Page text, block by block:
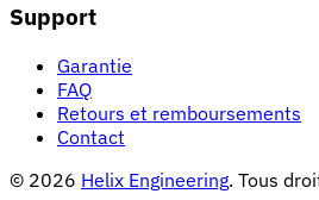
Support
Garantie
FAQ
Retours et remboursements
Contact
© 2026 Helix Engineering. Tous